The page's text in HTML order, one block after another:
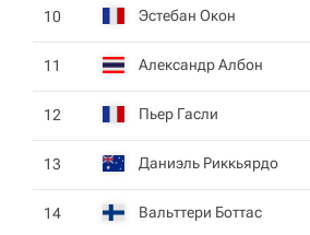
10 Эстебан Окон
11 Александр Албон
12 Пьер Гасли
13 Даниэль Риккьярдо
14 Вальттери Боттас